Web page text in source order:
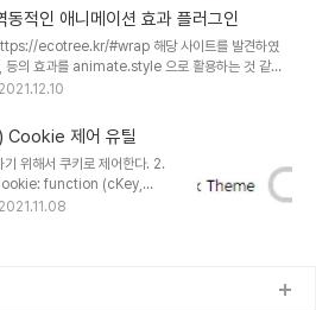
IPS 장비 3) FW 장비 4) 스팸
let param = {}; let
let reader = new
res..
인 애니메이션 효과 플러그인
ecotree.kr/#wrap 해당 사이트를 발견하였
의 효과를 animate.style 으로 활용하는 것 같다.
활용하여 역동성을 사용할 수 있게 코드를 기본
2021.12.10
제어 유틸
위해서 쿠키로 제어한다. 2.
function (cKey,
// 오늘 날짜 let validity =
오늘 날짜 let validity = -1;
2021.11.08